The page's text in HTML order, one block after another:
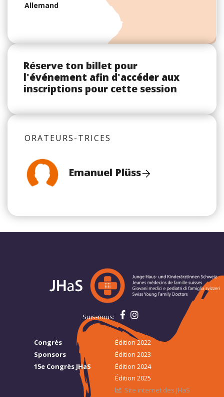
Allemand
Réserve ton billet pour
l'événement afin d'accéder aux
inscriptions pour cette session
ORATEURS-TRICES
Emanuel Plüss
Suis-nous:
Congrès
Sponsors
15e Congrès JHaS
Édition 2022
Édition 2023
Édition 2024
Édition 2025
Site internet des JHaS